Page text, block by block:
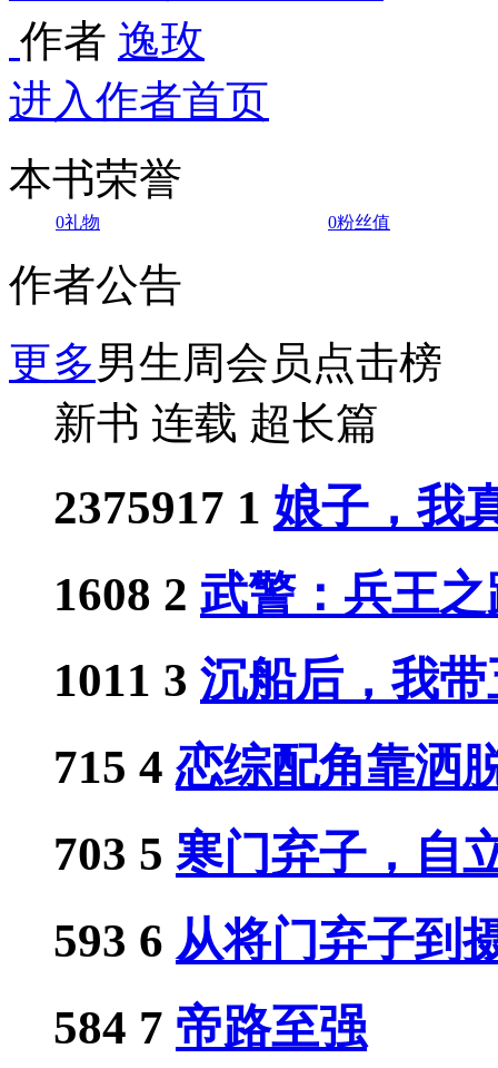
作者 逸玫
进入作者首页
本书荣誉
0礼物 0粉丝值
作者公告
更多男生周会员点击榜
新书 连载 超长篇
2375917 1 娘子，我
1608 2 武警：兵王之
1011 3 沉船后，我带
715 4 恋综配角靠洒
703 5 寒门弃子，自
593 6 从将门弃子到
584 7 帝路至强